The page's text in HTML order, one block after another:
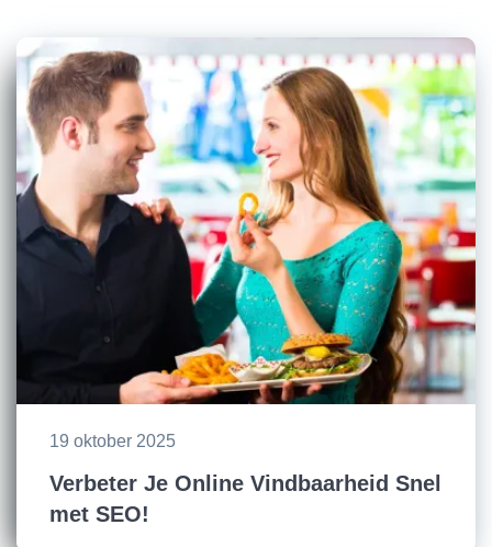
19 oktober 2025
Verbeter Je Online Vindbaarheid Snel
met SEO!